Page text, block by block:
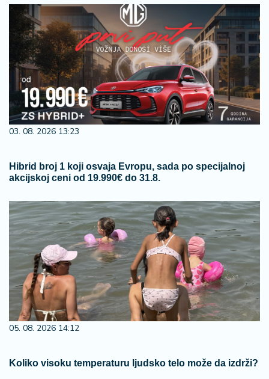
03. 08. 2026 13:23
Hibrid broj 1 koji osvaja Evropu, sada po specijalnoj
akcijskoj ceni od 19.990€ do 31.8.
05. 08. 2026 14:12
Koliko visoku temperaturu ljudsko telo može da izdrži?